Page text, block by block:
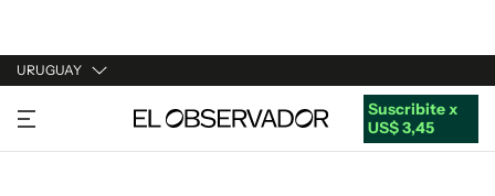
URUGUAY
URUGUAY
ARGENTINA
Suscribite x
US$ 3,45